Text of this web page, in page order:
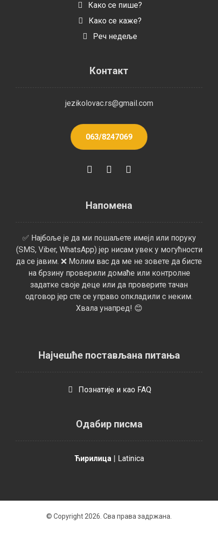
Како се пише?
Како се каже?
Реч недеље
Контакт
jezikolovac.rs@gmail.com
063/8247069
Напомена
✅ Најбоље је да ми пошаљете имејл или поруку
(SMS, Viber, WhatsApp) јер нисам увек у могућности
да се јавим. ❌ Молим вас да ме не зовете да бисте
на брзину проверили домаће или контролне
задатке своје деце или да проверите тачан
одговор јер сте се управо опкладили с неким.
Хвала унапред! 😊
Најчешће постављана питања
Познатијe и као FAQ
Одабир писма
Ћирилица| Latinica
© Copyright 2026. Сва права задржана.